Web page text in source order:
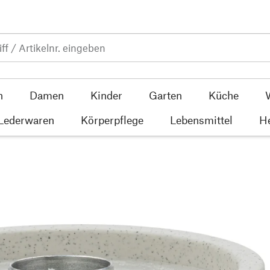
Damen Kinder Garten Küche
Körperpflege Lebensmittel